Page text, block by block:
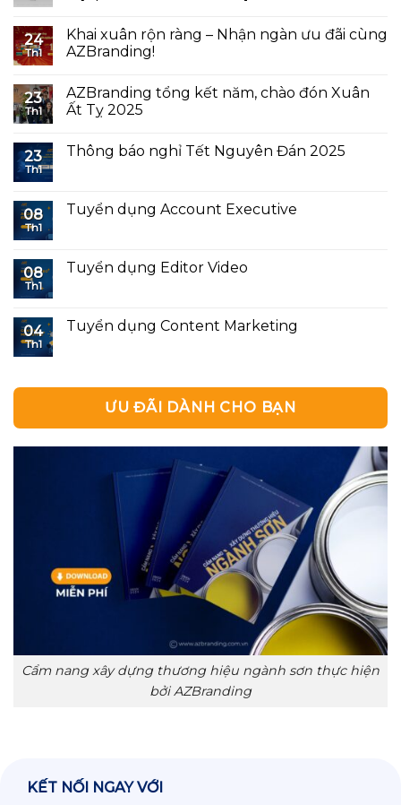
24
Th1
Khai xuân rộn ràng – Nhận ngàn ưu đãi cùng
AZBranding!
23
Th1
AZBranding tổng kết năm, chào đón Xuân
Ất Tỵ 2025
23
Th1
Thông báo nghỉ Tết Nguyên Đán 2025
08
Th1
Tuyển dụng Account Executive
08
Th1
Tuyển dụng Editor Video
04
Th1
Tuyển dụng Content Marketing
ƯU ĐÃI DÀNH CHO BẠN
Cẩm nang xây dựng thương hiệu ngành sơn thực hiện
bởi AZBranding
KẾT NỐI NGAY VỚI